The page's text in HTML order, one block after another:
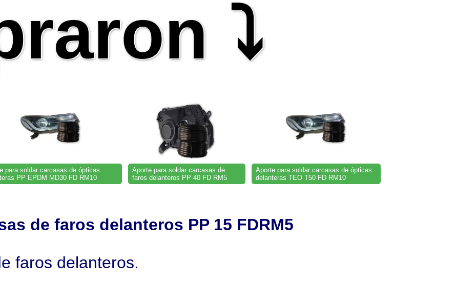
⤵
para soldar carcasas de ópticas
PP EPDM MD30 FD RM10
Aporte para soldar carcasas de
faros delanteros PP 40 FD RM5
Aporte para soldar carcasas de ópticas
delanteras TEO T50 FD RM10
de faros delanteros PP 15 FDRM5
faros delanteros.